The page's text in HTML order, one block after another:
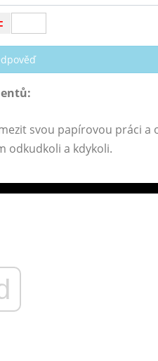
svou papírovou práci a
odkudkoli a kdykoli.